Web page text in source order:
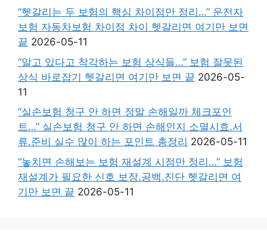
“헷갈리는 두 보험의 핵심 차이점만 정리…” 운전자
보험 자동차보험 차이점 차이 헷갈리면 여기만 보면
끝 2026-05-11
“알고 있다고 착각하는 보험 상식들…” 보험 잘못된
상식 바로잡기 헷갈리면 여기만 보면 끝 2026-05-
11
“실손보험 청구 안 하면 정말 손해일까 체크포인
트…” 실손보험 청구 안 하면 손해인지 소멸시효.서
류.준비 실수 많이 하는 포인트 총정리 2026-05-11
“놓치면 손해보는 보험 재설계 시점만 정리…” 보험
재설계가 필요한 신호 보장.공백.진단 헷갈리면 여
기만 보면 끝 2026-05-11